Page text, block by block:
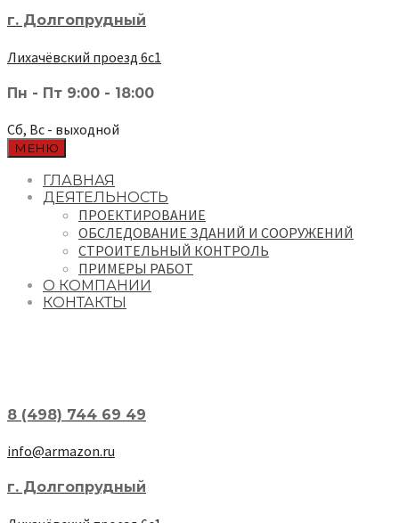
г. Долгопрудный
Лихачёвский проезд 6с1
Пн - Пт 9:00 - 18:00
Сб, Вс - выходной
МЕНЮ
ГЛАВНАЯ
ДЕЯТЕЛЬНОСТЬ
ПРОЕКТИРОВАНИЕ
ОБСЛЕДОВАНИЕ ЗДАНИЙ И СООРУЖЕНИЙ
СТРОИТЕЛЬНЫЙ КОНТРОЛЬ
ПРИМЕРЫ РАБОТ
О КОМПАНИИ
КОНТАКТЫ
8 (498) 744 69 49
info@armazon.ru
г. Долгопрудный